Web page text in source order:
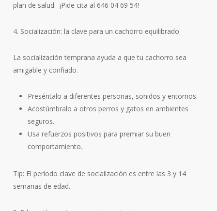
plan de salud. ¡Pide cita al 646 04 69 54!
4. Socialización: la clave para un cachorro equilibrado
La socialización temprana ayuda a que tu cachorro sea
amigable y confiado.
Preséntalo a diferentes personas, sonidos y entornos.
Acostúmbralo a otros perros y gatos en ambientes
seguros.
Usa refuerzos positivos para premiar su buen
comportamiento.
Tip: El período clave de socialización es entre las 3 y 14
semanas de edad.